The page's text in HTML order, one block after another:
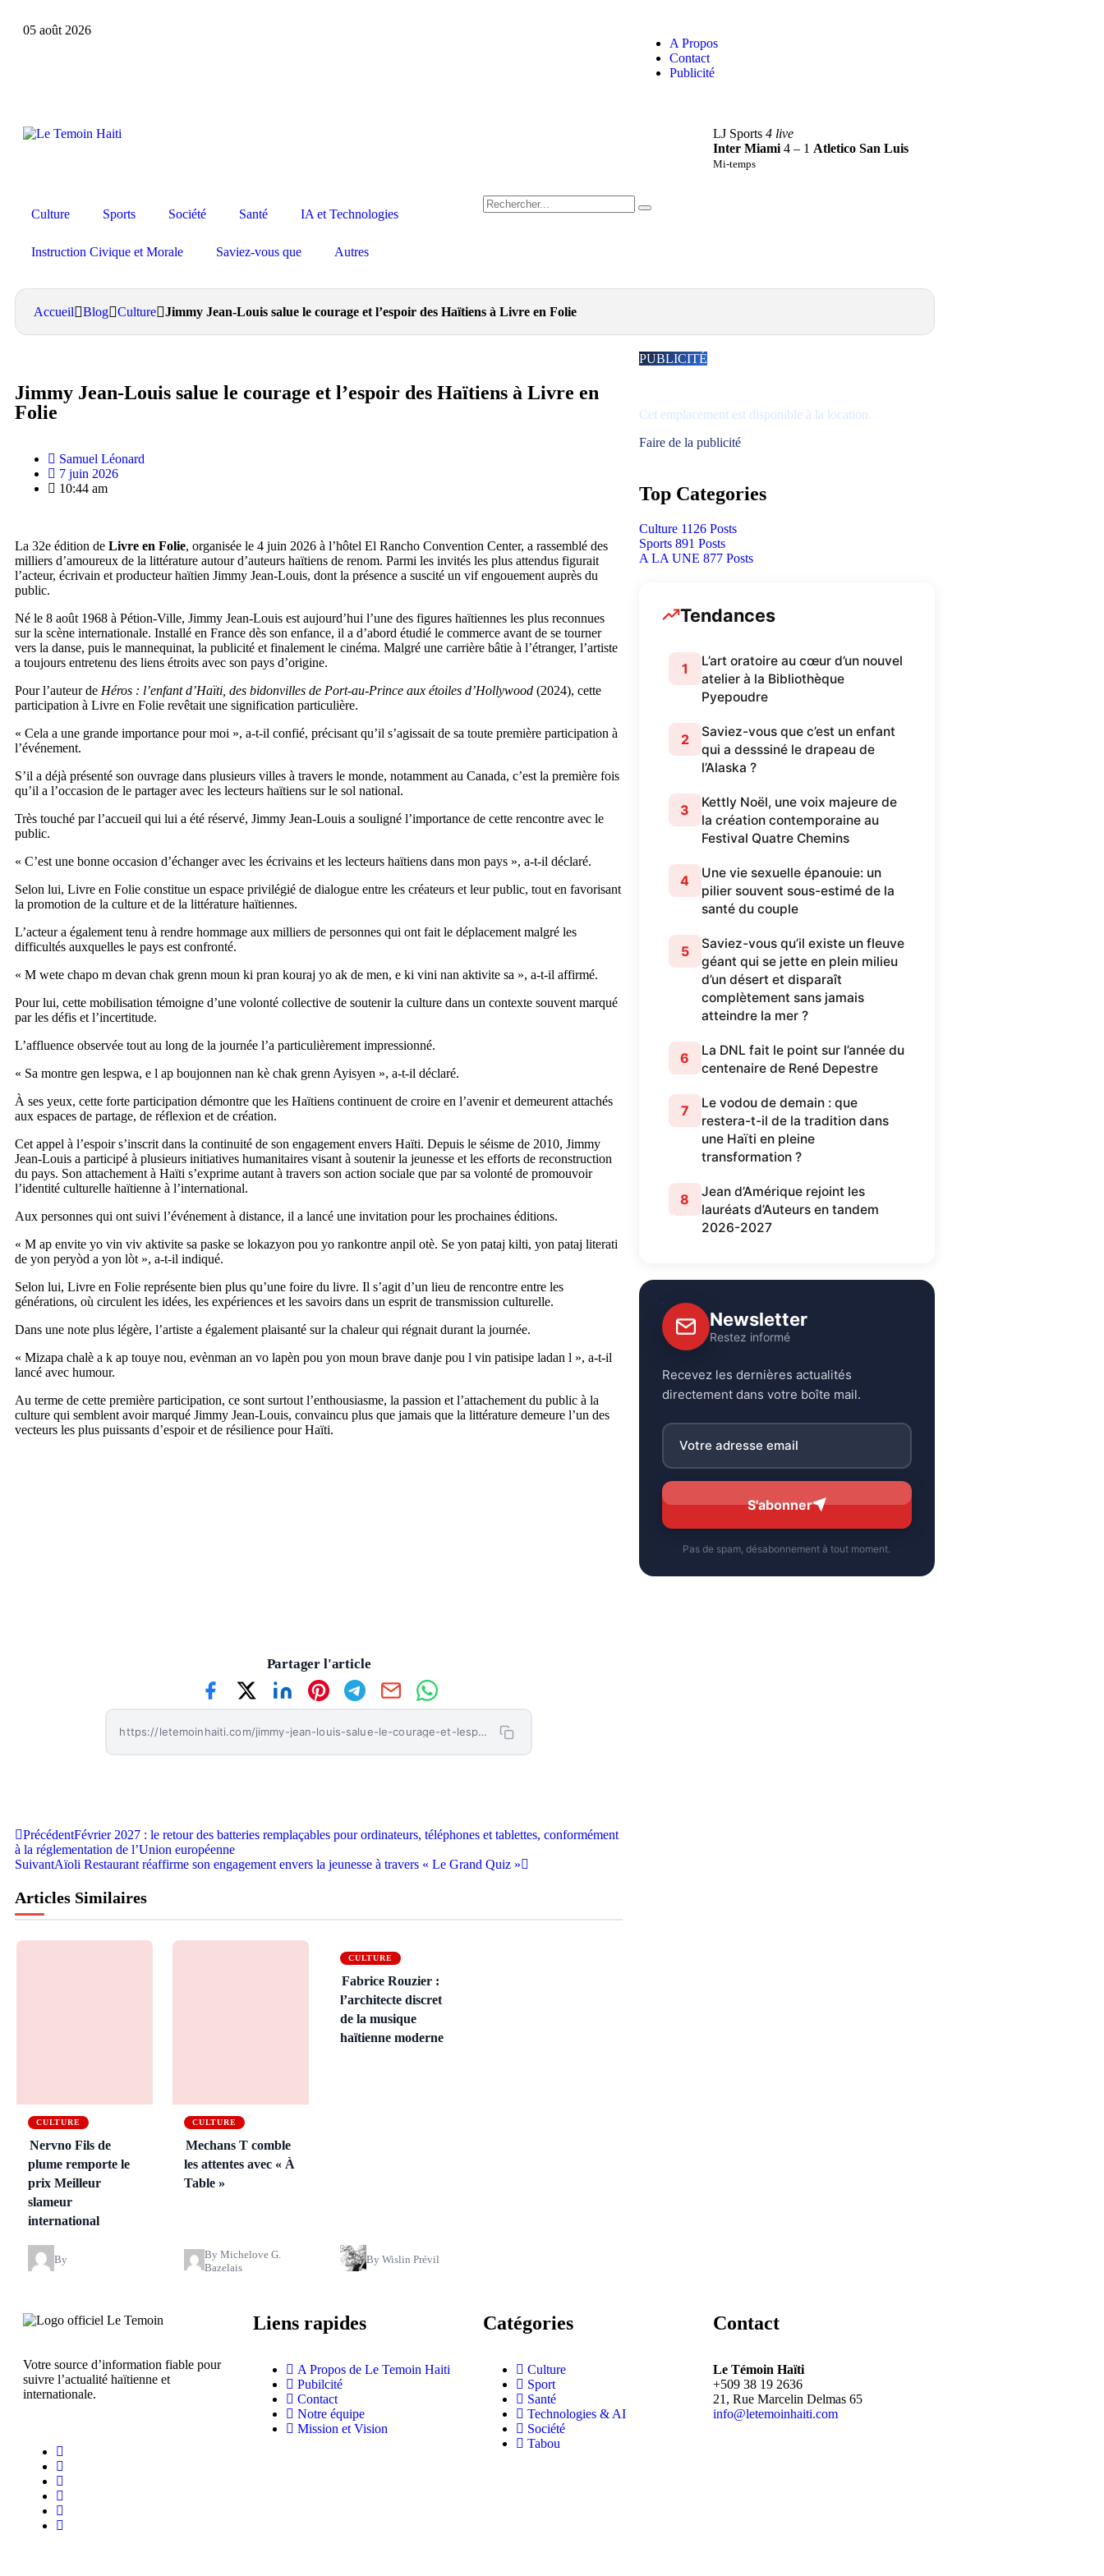
05 août 2026
A Propos
Contact
Publicité
LJ Sports 4 live
Inter Miami 4 – 1 Atletico San Luis
Mi-temps
Culture Sports Société Santé IA et Technologies
Instruction Civique et Morale Saviez-vous que Autres
Accueil Blog Culture Jimmy Jean-Louis salue le courage et l’espoir des Haïtiens à Livre en Folie
Jimmy Jean-Louis salue le courage et l’espoir des Haïtiens à Livre en
Folie
Samuel Léonard
7 juin 2026
10:44 am
La 32e édition de Livre en Folie, organisée le 4 juin 2026 à l’hôtel El Rancho Convention Center, a rassemblé des
milliers d’amoureux de la littérature autour d’auteurs haïtiens de renom. Parmi les invités les plus attendus figurait
l’acteur, écrivain et producteur haïtien Jimmy Jean-Louis, dont la présence a suscité un vif engouement auprès du
public.
Né le 8 août 1968 à Pétion-Ville, Jimmy Jean-Louis est aujourd’hui l’une des figures haïtiennes les plus reconnues
sur la scène internationale. Installé en France dès son enfance, il a d’abord étudié le commerce avant de se tourner
vers la danse, puis le mannequinat, la publicité et finalement le cinéma. Malgré une carrière bâtie à l’étranger, l’artiste
a toujours entretenu des liens étroits avec son pays d’origine.
Pour l’auteur de Héros : l’enfant d’Haïti, des bidonvilles de Port-au-Prince aux étoiles d’Hollywood (2024), cette
participation à Livre en Folie revêtait une signification particulière.
« Cela a une grande importance pour moi », a-t-il confié, précisant qu’il s’agissait de sa toute première participation à
l’événement.
S’il a déjà présenté son ouvrage dans plusieurs villes à travers le monde, notamment au Canada, c’est la première fois
qu’il a l’occasion de le partager avec les lecteurs haïtiens sur le sol national.
Très touché par l’accueil qui lui a été réservé, Jimmy Jean-Louis a souligné l’importance de cette rencontre avec le
public.
« C’est une bonne occasion d’échanger avec les écrivains et les lecteurs haïtiens dans mon pays », a-t-il déclaré.
Selon lui, Livre en Folie constitue un espace privilégié de dialogue entre les créateurs et leur public, tout en favorisant
la promotion de la culture et de la littérature haïtiennes.
L’acteur a également tenu à rendre hommage aux milliers de personnes qui ont fait le déplacement malgré les
difficultés auxquelles le pays est confronté.
« M wete chapo m devan chak grenn moun ki pran kouraj yo ak de men, e ki vini nan aktivite sa », a-t-il affirmé.
Pour lui, cette mobilisation témoigne d’une volonté collective de soutenir la culture dans un contexte souvent marqué
par les défis et l’incertitude.
L’affluence observée tout au long de la journée l’a particulièrement impressionné.
« Sa montre gen lespwa, e l ap boujonnen nan kè chak grenn Ayisyen », a-t-il déclaré.
À ses yeux, cette forte participation démontre que les Haïtiens continuent de croire en l’avenir et demeurent attachés
aux espaces de partage, de réflexion et de création.
Cet appel à l’espoir s’inscrit dans la continuité de son engagement envers Haïti. Depuis le séisme de 2010, Jimmy
Jean-Louis a participé à plusieurs initiatives humanitaires visant à soutenir la jeunesse et les efforts de reconstruction
du pays. Son attachement à Haïti s’exprime autant à travers son action sociale que par sa volonté de promouvoir
l’identité culturelle haïtienne à l’international.
Aux personnes qui ont suivi l’événement à distance, il a lancé une invitation pour les prochaines éditions.
« M ap envite yo vin viv aktivite sa paske se lokazyon pou yo rankontre anpil otè. Se yon pataj kilti, yon pataj literati
de yon peryòd a yon lòt », a-t-il indiqué.
Selon lui, Livre en Folie représente bien plus qu’une foire du livre. Il s’agit d’un lieu de rencontre entre les
générations, où circulent les idées, les expériences et les savoirs dans un esprit de transmission culturelle.
Dans une note plus légère, l’artiste a également plaisanté sur la chaleur qui régnait durant la journée.
« Mizapa chalè a k ap touye nou, evènman an vo lapèn pou yon moun brave danje pou l vin patisipe ladan l », a-t-il
lancé avec humour.
Au terme de cette première participation, ce sont surtout l’enthousiasme, la passion et l’attachement du public à la
culture qui semblent avoir marqué Jimmy Jean-Louis, convaincu plus que jamais que la littérature demeure l’un des
vecteurs les plus puissants d’espoir et de résilience pour Haïti.
Partager l'article
https://letemoinhaiti.com/jimmy-jean-louis-salue-le-courage-et-lespoir-des-haitiens-a-livre-en-folie/
PrécédentFévrier 2027 : le retour des batteries remplaçables pour ordinateurs, téléphones et tablettes, conformément
à la réglementation de l’Union européenne
SuivantAïoli Restaurant réaffirme son engagement envers la jeunesse à travers « Le Grand Quiz »
Articles Similaires
CULTURE
Nervno Fils de
plume remporte le
prix Meilleur
slameur
international
By
CULTURE
Mechans T comble
les attentes avec « À
Table »
By Michelove G.
Bazelais
CULTURE
Fabrice Rouzier :
l’architecte discret
de la musique
haïtienne moderne
By Wislin Prévil
PUBLICITÉ
Cet emplacement est disponible à la location.
Faire de la publicité
Top Categories
Culture 1126 Posts
Sports 891 Posts
A LA UNE 877 Posts
Tendances
1
L’art oratoire au cœur d’un nouvel
atelier à la Bibliothèque
Pyepoudre
2
Saviez-vous que c’est un enfant
qui a desssiné le drapeau de
l’Alaska ?
3
Kettly Noël, une voix majeure de
la création contemporaine au
Festival Quatre Chemins
4
Une vie sexuelle épanouie: un
pilier souvent sous-estimé de la
santé du couple
5
Saviez-vous qu’il existe un fleuve
géant qui se jette en plein milieu
d’un désert et disparaît
complètement sans jamais
atteindre la mer ?
6
La DNL fait le point sur l’année du
centenaire de René Depestre
7
Le vodou de demain : que
restera-t-il de la tradition dans
une Haïti en pleine
transformation ?
8
Jean d’Amérique rejoint les
lauréats d’Auteurs en tandem
2026-2027
Newsletter
Restez informé
Recevez les dernières actualités
directement dans votre boîte mail.
S'abonner
Pas de spam, désabonnement à tout moment.
Votre source d’information fiable pour
suivre l’actualité haïtienne et
internationale.
Liens rapides
A Propos de Le Temoin Haiti
Pubilcité
Contact
Notre équipe
Mission et Vision
Catégories
Culture
Sport
Santé
Technologies & AI
Société
Tabou
Contact
Le Témoin Haïti
+509 38 19 2636
21, Rue Marcelin Delmas 65
info@letemoinhaiti.com